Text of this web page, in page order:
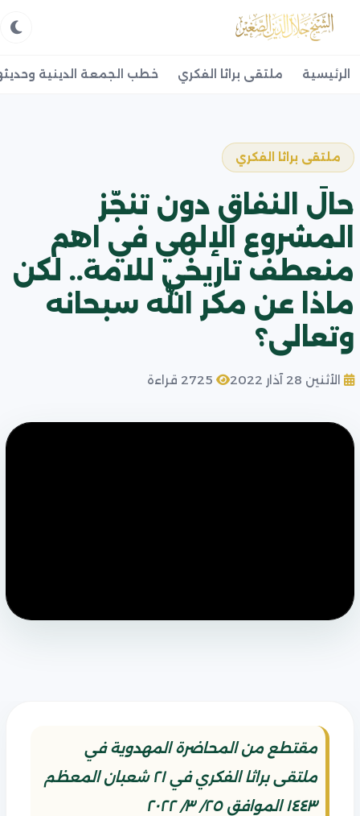
الرئيسية ملتقى براثا الفكري خطب الجمعة الدينية
ملتقى براثا الفكري
حالَ النفاق دون تنجّز
المشروع الإلهي في اهم
منعطف تاريخي للامة.. لكن
ماذا عن مكر الله سبحانه
وتعالى؟
الأثنين 28 آذار 2022
مقتطع من المحاضرة المهدوية في
ملتقى براثا الفكري في ٢١ شعبان المعظم
١٤٤٣ الموافق ٢٥/ ٣/ ٢٠٢٢